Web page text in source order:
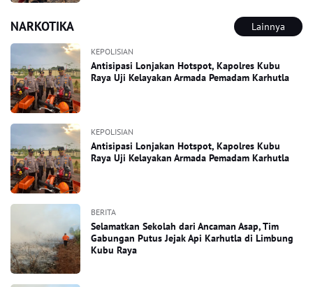
NARKOTIKA Lainnya
KEPOLISIAN
Antisipasi Lonjakan Hotspot, Kapolres Kubu
Raya Uji Kelayakan Armada Pemadam Karhutla
KEPOLISIAN
Antisipasi Lonjakan Hotspot, Kapolres Kubu
Raya Uji Kelayakan Armada Pemadam Karhutla
BERITA
Selamatkan Sekolah dari Ancaman Asap, Tim
Gabungan Putus Jejak Api Karhutla di Limbung
Kubu Raya